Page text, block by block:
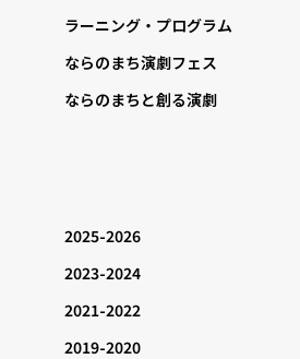
ラーニング・プログラム
ならのまち演劇フェス
ならのまちと創る演劇
2025-2026
2023-2024
2021-2022
2019-2020